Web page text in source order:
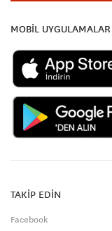
MOBİL UYGULAMALAR
TAKİP EDİN
Facebook